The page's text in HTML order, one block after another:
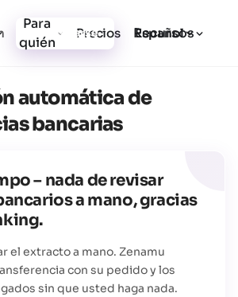
Para
quién
Precios Recursos
Registrarse Español
automática de
bancarias
– nada de revisar
a mano, gracias
el extracto a mano. Zenamu
con su pedido y los
sin que usted haga nada.